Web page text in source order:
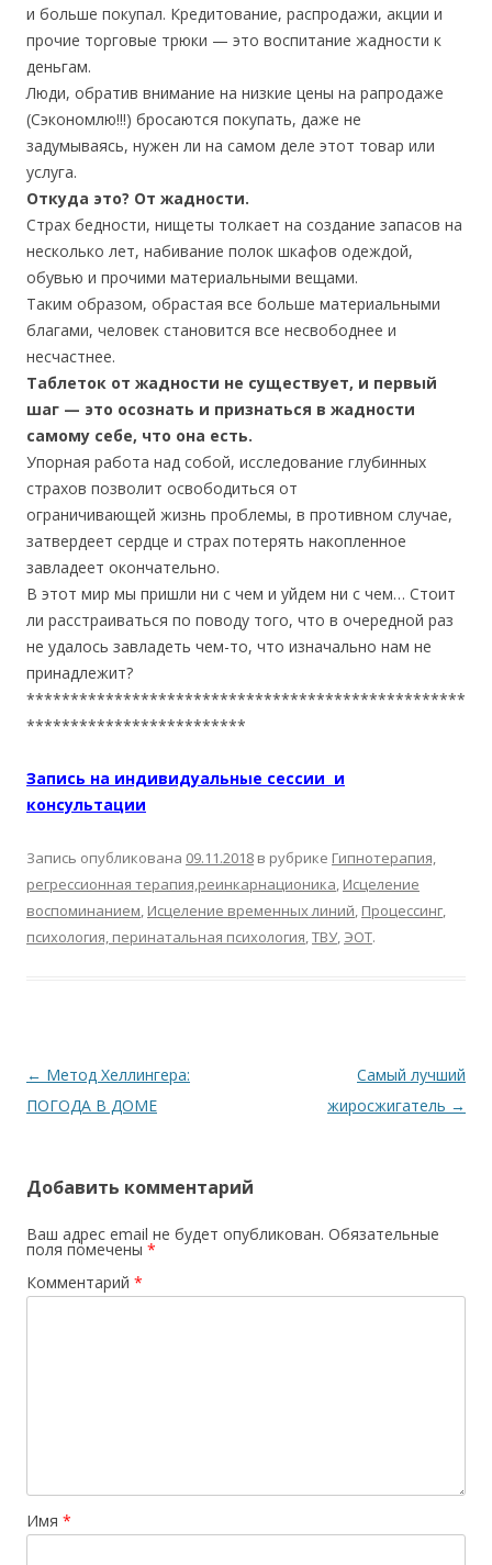
и больше покупал. Кредитование, распродажи, акции и
прочие торговые трюки — это воспитание жадности к
деньгам.
Люди, обратив внимание на низкие цены на рапродаже
(Сэкономлю!!!) бросаются покупать, даже не
задумываясь, нужен ли на самом деле этот товар или
услуга.
Откуда это? От жадности.
Страх бедности, нищеты толкает на создание запасов на
несколько лет, набивание полок шкафов одеждой,
обувью и прочими материальными вещами.
Таким образом, обрастая все больше материальными
благами, человек становится все несвободнее и
несчастнее.
Таблеток от жадности не существует, и первый
шаг — это осознать и признаться в жадности
самому себе, что она есть.
Упорная работа над собой, исследование глубинных
страхов позволит освободиться от
ограничивающей жизнь проблемы, в противном случае,
затвердеет сердце и страх потерять накопленное
завладеет окончательно.
В этот мир мы пришли ни с чем и уйдем ни с чем… Стоит
ли расстраиваться по поводу того, что в очередной раз
не удалось завладеть чем-то, что изначально нам не
принадлежит?
**************************************************
*************************
Запись на индивидуальные сессии и
консультации
Запись опубликована 09.11.2018 в рубрике Гипнотерапия,
регрессионная терапия,реинкарнационика, Исцеление
воспоминанием, Исцеление временных линий, Процессинг,
психология, перинатальная психология,ТВУ, ЭОТ.
Навигация по записям
← Метод Хеллингера:
ПОГОДА В ДОМЕ
Самый лучший
жиросжигатель →
Добавить комментарий
Ваш адрес email не будет опубликован. Обязательные
поля помечены *
Комментарий *
Имя *